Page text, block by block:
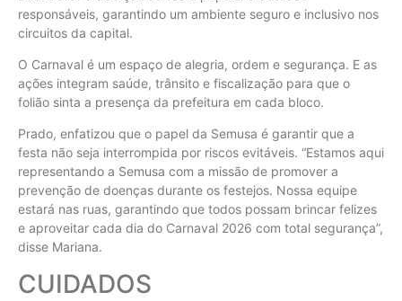
responsáveis, garantindo um ambiente seguro e inclusivo nos
circuitos da capital.
O Carnaval é um espaço de alegria, ordem e segurança. E as
ações integram saúde, trânsito e fiscalização para que o
folião sinta a presença da prefeitura em cada bloco.
Prado, enfatizou que o papel da Semusa é garantir que a
festa não seja interrompida por riscos evitáveis. “Estamos aqui
representando a Semusa com a missão de promover a
prevenção de doenças durante os festejos. Nossa equipe
estará nas ruas, garantindo que todos possam brincar felizes
e aproveitar cada dia do Carnaval 2026 com total segurança”,
disse Mariana.
CUIDADOS